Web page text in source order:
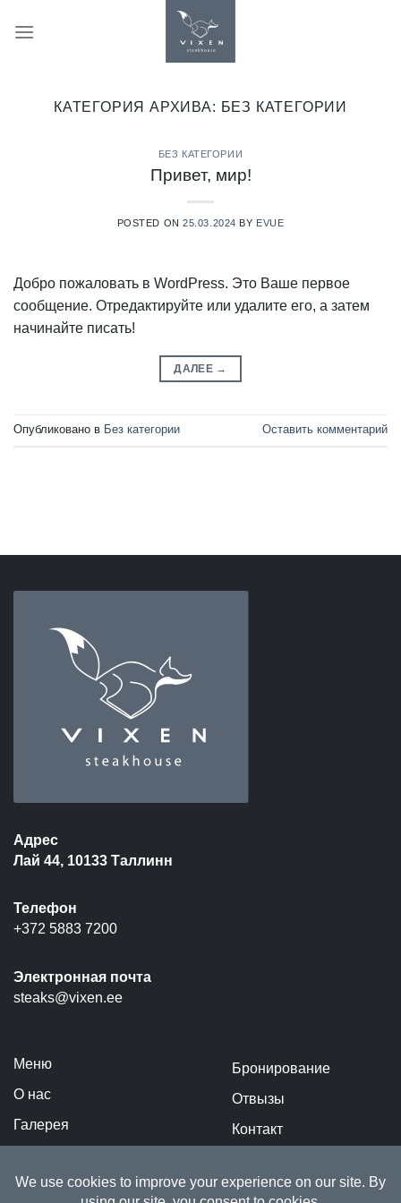
КАТЕГОРИЯ АРХИВА: БЕЗ КАТЕГОРИИ
БЕЗ КАТЕГОРИИ
Привет, мир!
POSTED ON25.03.2024 BY EVUE
Добро пожаловать в WordPress. Это Ваше первое
сообщение. Отредактируйте или удалите его, а затем
начинайте писать!
ДАЛЕЕ →
Опубликовано в Без категории Оставить комментарий
Адрес
Лай 44, 10133 Таллинн
Телефон
+372 5883 7200
Электронная почта
steaks@vixen.ee
Меню
О нас
Галерея
Бронирование
Отвызы
Контакт
конфиденциальности